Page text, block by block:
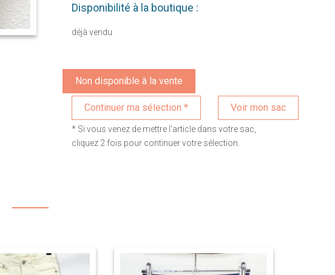
Disponibilité à la boutique :
déjà vendu
Non disponible à la vente
Voir mon sac
* Si vous venez de mettre l'article dans votre sac,
cliquez 2 fois pour continuer votre sélection.